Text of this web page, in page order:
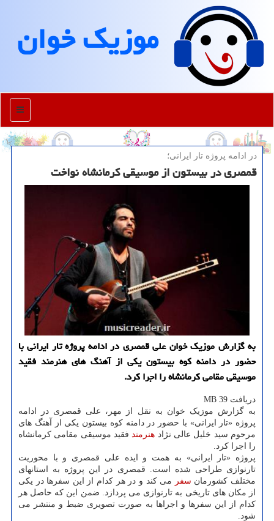
موزیك خوان
منو
در ادامه پروژه تار ایرانی؛
قمصری در بیستون از موسیقی كرمانشاه نواخت
به گزارش موزیک خوان علی قمصری در ادامه پروژه تار ایرانی با
حضور در دامنه کوه بیستون یکی از آهنگ های هنرمند فقید
موسیقی مقامی کرمانشاه را اجرا کرد.
دریافت 39 MB
به گزارش موزیک خوان به نقل از مهر، علی قمصری در ادامه
پروژه «تار ایرانی» با حضور در دامنه کوه بیستون یکی از آهنگ های
مرحوم سید خلیل عالی نژاد هنرمند فقید موسیقی مقامی کرمانشاه
را اجرا کرد.
پروژه «تار ایرانی» به همت و ایده علی قمصری و با محوریت
تارنوازی طراحی شده است. قمصری در این پروژه به استانهای
مختلف کشورمان سفر
می کند و در هر کدام از این سفرها در یکی
از مکان های تاریخی به تارنوازی می پردازد. ضمن این که حاصل هر
کدام از این سفرها و اجراها به صورت تصویری ضبط و منتشر می
شود.